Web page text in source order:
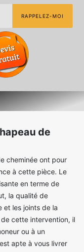
de
cheminée ont pour
à cette pièce. Le
en terme de
la qualité de
et les joints de la
cette intervention, il
ou à un
apte à vous livrer